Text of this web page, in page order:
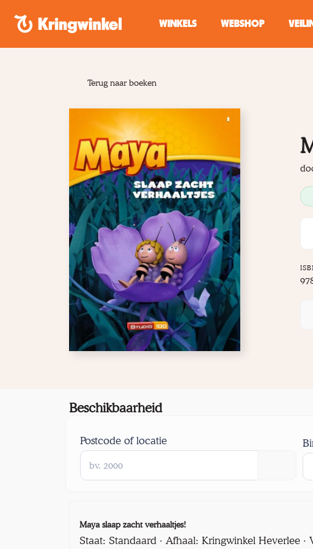
WINKELS
WEBSHOP
Terug naar boeken
Beschikbaarheid
Postcode of locatie
Maya slaap zacht verhaaltjes!
Staat: Standaard · Afhaal: Kringwinkel Heverlee ·